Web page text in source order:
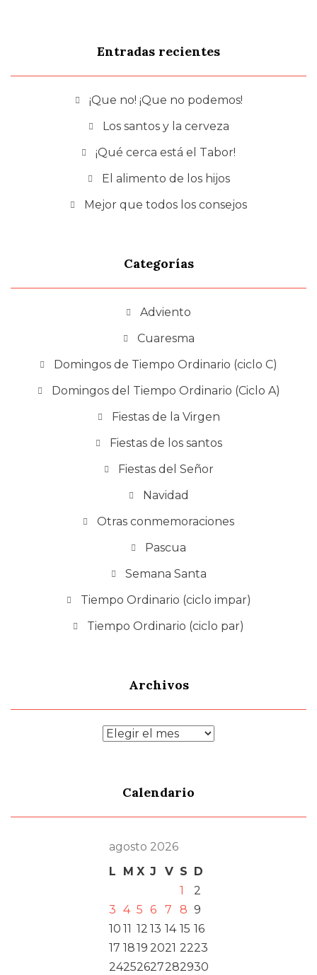
Entradas recientes
¡Que no! ¡Que no podemos!
Los santos y la cerveza
¡Qué cerca está el Tabor!
El alimento de los hijos
Mejor que todos los consejos
Categorías
Adviento
Cuaresma
Domingos de Tiempo Ordinario (ciclo C)
Domingos del Tiempo Ordinario (Ciclo A)
Fiestas de la Virgen
Fiestas de los santos
Fiestas del Señor
Navidad
Otras conmemoraciones
Pascua
Semana Santa
Tiempo Ordinario (ciclo impar)
Tiempo Ordinario (ciclo par)
Archivos
Archivos
Calendario
agosto 2026
L
M X J V S D
1
2
3 4 5 6 7 8 9
10 11 12 13 14 15 16
17 1819 2021 2223
24252627282930